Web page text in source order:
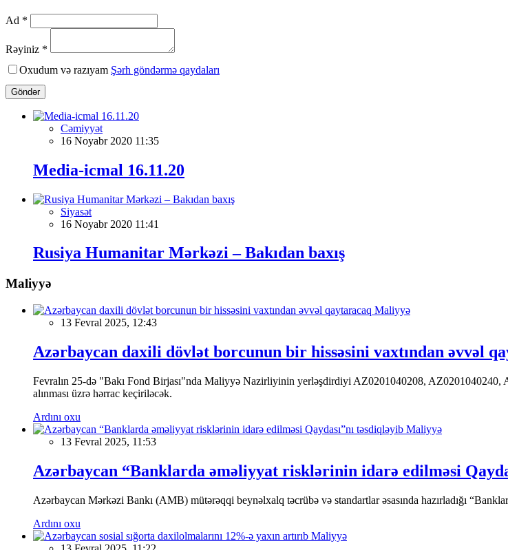
Ad *
Rəyiniz *
Oxudum və razıyam Şərh göndərmə qaydaları
Göndər
Cəmiyyət
16 Noyabr 2020 11:35
Media-icmal 16.11.20
Siyasət
16 Noyabr 2020 11:41
Rusiya Humanitar Mərkəzi – Bakıdan baxış
Maliyyə
Maliyyə
13 Fevral 2025, 12:43
Azərbaycan daxili dövlət borcunun bir hissəsini vaxtından əvvəl
Fevralın 25-də "Bakı Fond Birjası"nda Maliyyə Nazirliyinin yerləşdirdiyi AZ0201040208,
alınması üzrə hərrac keçiriləcək.
Ardını oxu
Maliyyə
13 Fevral 2025, 11:53
Azərbaycan “Banklarda əməliyyat risklərinin idarə edilməsi
Azərbaycan Mərkəzi Bankı (AMB) mütərəqqi beynəlxalq təcrübə və standartlar əsasında hazırladığı
Ardını oxu
Maliyyə